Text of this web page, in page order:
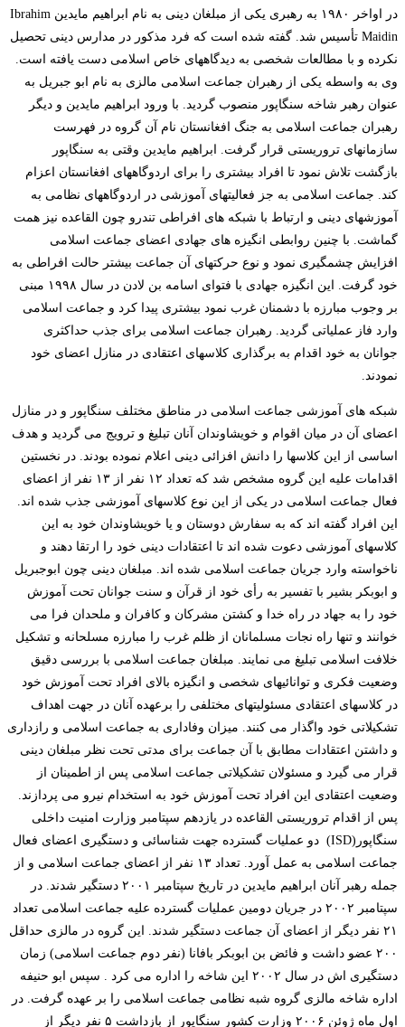
در اواخر ۱۹۸۰ به رهبری یکی از مبلغان دینی به نام ابراهیم مایدین Ibrahim
Maidin تأسیس شد. گفته شده است که فرد مذکور در مدارس دینی تحصیل
نکرده و با مطالعات شخصی به دیدگاههای خاص اسلامی دست یافته است.
وی به واسطه یکی از رهبران جماعت اسلامی مالزی به نام ابو جبریل به
عنوان رهبر شاخه سنگاپور منصوب گردید. با ورود ابراهیم مایدین و دیگر
رهبران جماعت اسلامی به جنگ افغانستان نام آن گروه در فهرست
سازمانهای تروریستی قرار گرفت. ابراهیم مایدین وقتی به سنگاپور
بازگشت تلاش نمود تا افراد بیشتری را برای اردوگاههای افغانستان اعزام
کند. جماعت اسلامی به جز فعالیتهای آموزشی در اردوگاههای نظامی به
آموزشهای دینی و ارتباط با شبکه های افراطی تندرو چون القاعده نیز همت
گماشت. با چنین روابطی انگیزه های جهادی اعضای جماعت اسلامی
افزایش چشمگیری نمود و نوع حرکتهای آن جماعت بیشتر حالت افراطی به
خود گرفت. این انگیزه جهادی با فتوای اسامه بن لادن در سال ۱۹۹۸ مبنی
بر وجوب مبارزه با دشمنان غرب نمود بیشتری پیدا کرد و جماعت اسلامی
وارد فاز عملیاتی گردید. رهبران جماعت اسلامی برای جذب حداکثری
جوانان به خود اقدام به برگذاری کلاسهای اعتقادی در منازل اعضای خود
نمودند.
شبکه های آموزشی جماعت اسلامی در مناطق مختلف سنگاپور و در منازل
اعضای آن در میان اقوام و خویشاوندان آنان تبلیغ و ترویج می گردید و هدف
اساسی از این کلاسها را دانش افزائی دینی اعلام نموده بودند. در نخستین
اقدامات علیه این گروه مشخص شد که تعداد ۱۲ نفر از ۱۳ نفر از اعضای
فعال جماعت اسلامی در یکی از این نوع کلاسهای آموزشی جذب شده اند.
این افراد گفته اند که به سفارش دوستان و یا خویشاوندان خود به این
کلاسهای آموزشی دعوت شده اند تا اعتقادات دینی خود را ارتقا دهند و
ناخواسته وارد جریان جماعت اسلامی شده اند. مبلغان دینی چون ابوجبریل
و ابوبکر بشیر با تفسیر به رأی خود از قرآن و سنت جوانان تحت آموزش
خود را به جهاد در راه خدا و کشتن مشرکان و کافران و ملحدان فرا می
خوانند و تنها راه نجات مسلمانان از ظلم غرب را مبارزه مسلحانه و تشکیل
خلافت اسلامی تبلیغ می نمایند. مبلغان جماعت اسلامی با بررسی دقیق
وضعیت فکری و توانائیهای شخصی و انگیزه بالای افراد تحت آموزش خود
در کلاسهای اعتقادی مسئولیتهای مختلفی را برعهده آنان در جهت اهداف
تشکیلاتی خود واگذار می کنند. میزان وفاداری به جماعت اسلامی و رازداری
و داشتن اعتقادات مطابق با آن جماعت برای مدتی تحت نظر مبلغان دینی
قرار می گیرد و مسئولان تشکیلاتی جماعت اسلامی پس از اطمینان از
وضعیت اعتقادی این افراد تحت آموزش خود به استخدام نیرو می پردازند.
پس از اقدام تروریستی القاعده در یازدهم سپتامبر وزارت امنیت داخلی
سنگاپور(ISD) دو عملیات گسترده جهت شناسائی و دستگیری اعضای فعال
جماعت اسلامی به عمل آورد. تعداد ۱۳ نفر از اعضای جماعت اسلامی و از
جمله رهبر آنان ابراهیم مایدین در تاریخ سپتامبر ۲۰۰۱ دستگیر شدند. در
سپتامبر ۲۰۰۲ در جریان دومین عملیات گسترده علیه جماعت اسلامی تعداد
۲۱ نفر دیگر از اعضای آن جماعت دستگیر شدند. این گروه در مالزی حداقل
۲۰۰ عضو داشت و فائض بن ابوبکر بافانا (نفر دوم جماعت اسلامی) زمان
دستگیری اش در سال ۲۰۰۲ این شاخه را اداره می کرد . سپس ابو حنیفه
اداره شاخه مالزی گروه شبه نظامی جماعت اسلامی را بر عهده گرفت. در
اول ماه ژوئن ۲۰۰۶ وزارت کشور سنگاپور از بازداشت ۵ نفر دیگر از